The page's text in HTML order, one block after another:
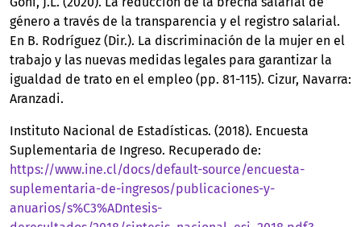
género a través de la transparencia y el registro salarial.
En B. Rodríguez (Dir.). La discriminación de la mujer en el
trabajo y las nuevas medidas legales para garantizar la
igualdad de trato en el empleo (pp. 81-115). Cizur, Navarra:
Aranzadi.
Instituto Nacional de Estadísticas. (2018). Encuesta
Suplementaria de Ingreso. Recuperado de:
https://www.ine.cl/docs/default-source/encuesta-
suplementaria-de-ingresos/publicaciones-y-
anuarios/s%C3%ADntesis-